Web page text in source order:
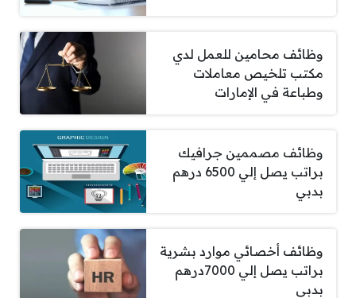
وظائف محامين للعمل لدي
مكتب تلخيص معاملات
وطباعة في الإمارات
وظائف مصممين جرافيك
براتب يصل إلي 6500 درهم
بدبي
وظائف أخصائي موارد بشرية
براتب يصل إلي 7000درهم
بدبي